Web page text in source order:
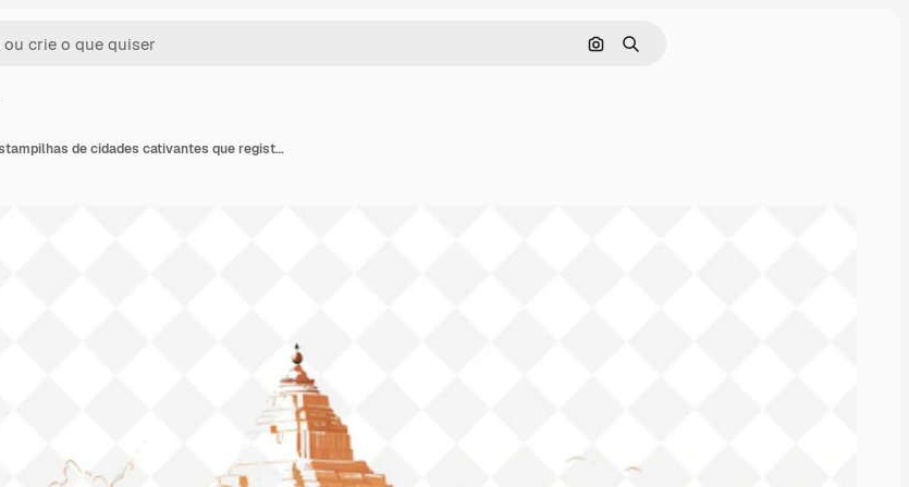
Pesquisar por imagem
Buscar
Estampilhas de PNG desenham estampilhas de cidades cativantes que registram a grandeza global